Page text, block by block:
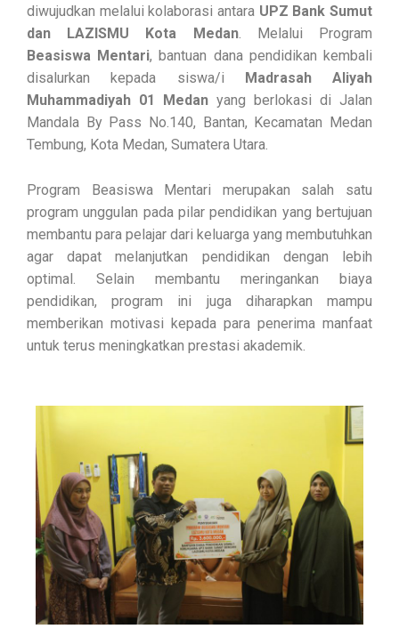
diwujudkan melalui kolaborasi antara UPZ Bank Sumut
dan LAZISMU Kota Medan. Melalui Program
Beasiswa Mentari, bantuan dana pendidikan kembali
disalurkan kepada siswa/i Madrasah Aliyah
Muhammadiyah 01 Medan yang berlokasi di Jalan
Mandala By Pass No.140, Bantan, Kecamatan Medan
Tembung, Kota Medan, Sumatera Utara.
Program Beasiswa Mentari merupakan salah satu
program unggulan pada pilar pendidikan yang bertujuan
membantu para pelajar dari keluarga yang membutuhkan
agar dapat melanjutkan pendidikan dengan lebih
optimal. Selain membantu meringankan biaya
pendidikan, program ini juga diharapkan mampu
memberikan motivasi kepada para penerima manfaat
untuk terus meningkatkan prestasi akademik.